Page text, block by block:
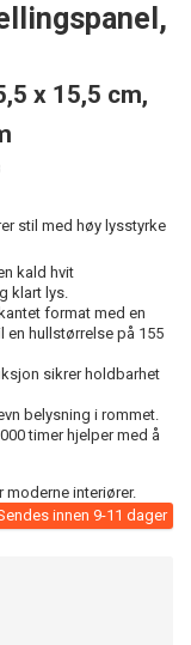
x 15,5 cm,
stil med høy lysstyrke
kald hvit
klart lys.
format med en
en hullstørrelse på 155
sikrer holdbarhet
belysning i rommet.
timer hjelper med å
interiører.
innen 9-11 dager